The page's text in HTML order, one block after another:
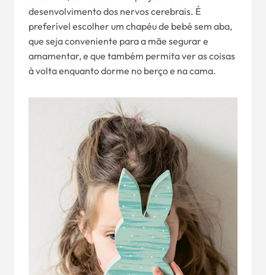
desenvolvimento dos nervos cerebrais. É
preferível escolher um chapéu de bebé sem aba,
que seja conveniente para a mãe segurar e
amamentar, e que também permita ver as coisas
à volta enquanto dorme no berço e na cama.